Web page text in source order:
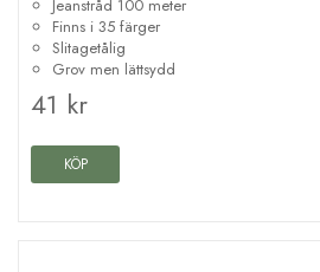
Jeanstråd 100 meter
Finns i 35 färger
Slitagetålig
Grov men lättsydd
41 kr
KÖP